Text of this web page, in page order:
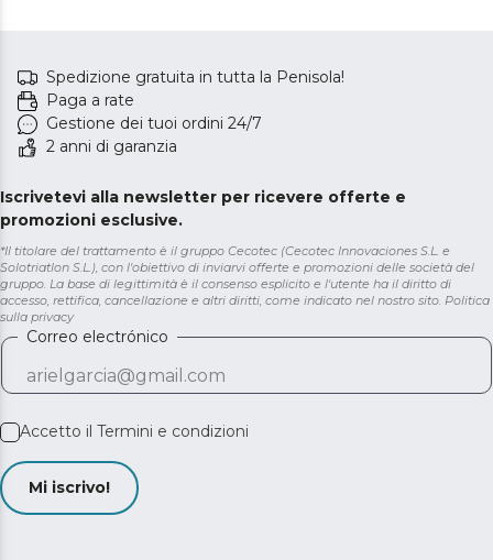
Spedizione gratuita in tutta la Penisola!
Paga a rate
Gestione dei tuoi ordini 24/7
2 anni di garanzia
Iscrivetevi alla newsletter per ricevere offerte e
promozioni esclusive.
*Il titolare del trattamento è il gruppo Cecotec (Cecotec Innovaciones S.L. e
Solotriatlon S.L.), con l'obiettivo di inviarvi offerte e promozioni delle società del
gruppo. La base di legittimità è il consenso esplicito e l'utente ha il diritto di
accesso, rettifica, cancellazione e altri diritti, come indicato nel nostro sito. Politica
sulla privacy
Correo electrónico
Accetto il Termini e condizioni
Mi iscrivo!